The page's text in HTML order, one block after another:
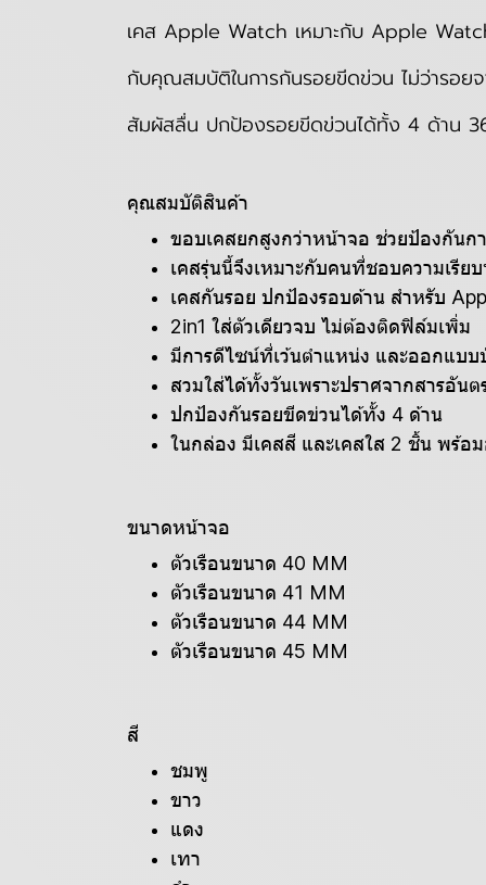
เคส Apple Watch เหมาะกับ Apple
กับคุณสมบัติในการกันรอยขีดข่วน ไม่ว่ารอ
สัมผัสลื่น ปกป้องรอยขีดข่วนได้ทั้ง 4 ด้าน
คุณสมบัติสินค้า
ขอบเคสยกสูงกว่าหน้าจอ ช่วยป้องกันก
เคสรุ่นนี้จึงเหมาะกับคนที่ชอบความเรีย
เคสกันรอย ปกป้องรอบด้าน สำหรับ
2in1 ใส่ตัวเดียวจบ ไม่ต้องติดฟิล์มเพิ่ม
มีการดีไซน์ที่เว้นตำแหน่ง และออกแบ
สวมใส่ได้ทั้งวันเพราะปราศจากสารอันต
ปกป้องกันรอยขีดข่วนได้ทั้ง 4 ด้าน
ในกล่อง มีเคสสี และเคสใส 2 ชิ้น พร้อ
ขนาดหน้าจอ
ตัวเรือนขนาด 40 MM
ตัวเรือนขนาด 41 MM
ตัวเรือนขนาด 44 MM
ตัวเรือนขนาด 45 MM
สี
ชมพู
ขาว
แดง
เทา